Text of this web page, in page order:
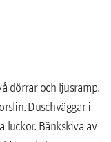
dörrar och ljusramp.
Duschväggar i
luckor. Bänkskiva av